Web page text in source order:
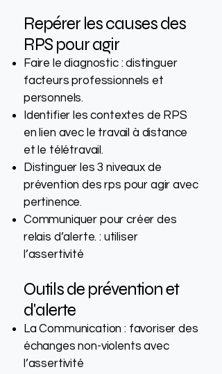
Repérer les causes des
RPS pour agir
Faire le diagnostic : distinguer
facteurs professionnels et
personnels.
Identifier les contextes de RPS
en lien avec le travail à distance
et le télétravail.
Distinguer les 3 niveaux de
prévention des rps pour agir avec
pertinence.
Communiquer pour créer des
relais d’alerte. : utiliser
l’assertivité
Outils de prévention et
d'alerte
La Communication : favoriser des
échanges non-violents avec
l’assertivité